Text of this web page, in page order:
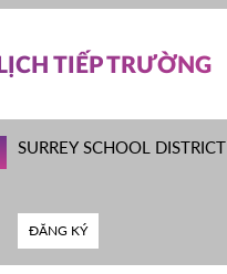
LỊCH TIẾP TRƯỜNG
SURREY SCHOOL DISTRICT
ĐĂNG KÝ